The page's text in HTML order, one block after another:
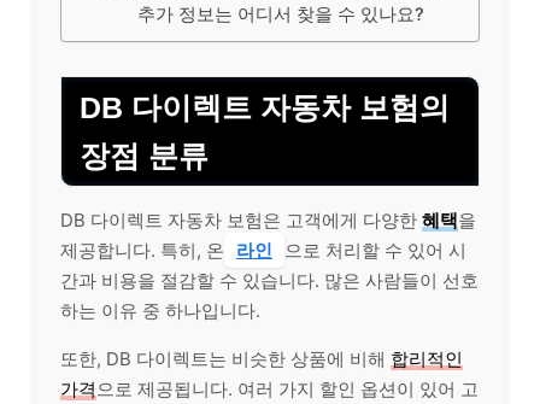
추가 정보는 어디서 찾을 수 있나요?
DB 다이렉트 자동차 보험의
장점 분류
DB 다이렉트 자동차 보험은 고객에게 다양한 혜택을
제공합니다. 특히, 온
라인
으로 처리할 수 있어 시
간과 비용을 절감할 수 있습니다. 많은 사람들이 선호
하는 이유 중 하나입니다.
또한, DB 다이렉트는 비슷한 상품에 비해 합리적인
가격으로 제공됩니다. 여러 가지 할인 옵션이 있어 고